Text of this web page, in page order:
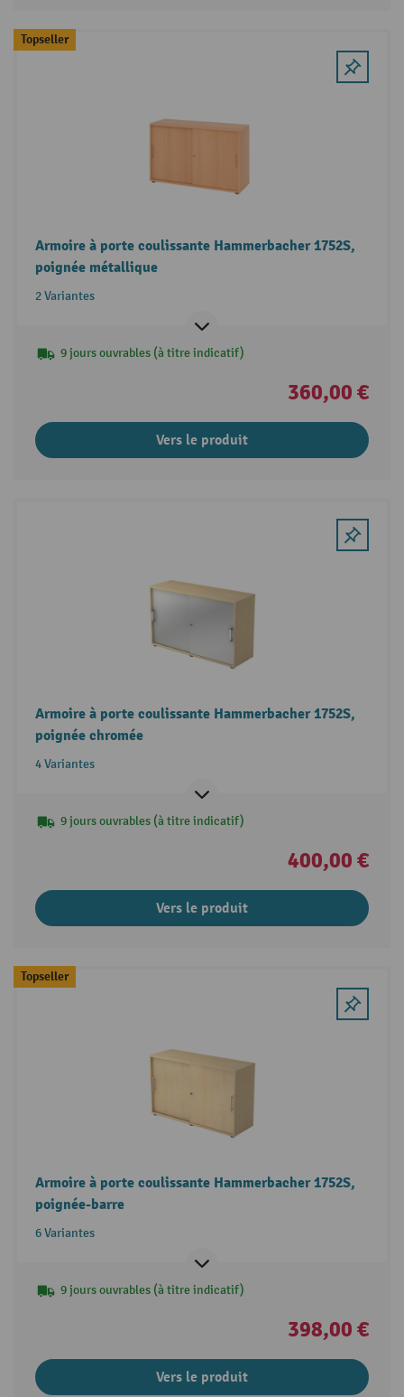
Topseller
Armoire à porte coulissante Hammerbacher 1752S,
poignée métallique
2 Variantes
9 jours ouvrables (à titre indicatif)
360,00 €
Vers le produit
Armoire à porte coulissante Hammerbacher 1752S,
poignée chromée
4 Variantes
9 jours ouvrables (à titre indicatif)
400,00 €
Vers le produit
Topseller
Armoire à porte coulissante Hammerbacher 1752S,
poignée-barre
6 Variantes
9 jours ouvrables (à titre indicatif)
398,00 €
Vers le produit